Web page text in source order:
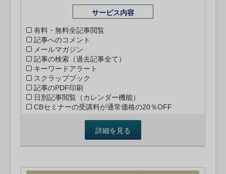
サービス内容
有料・無料全記事閲覧
記事へのコメント
メールマガジン
記事の検索（過去記事全て）
キーワードアラート
スクラップブック
記事のPDF印刷
日別記事閲覧（カレンダー機能）
CBセミナーの受講料が通常価格の20％OFF
詳細を見る